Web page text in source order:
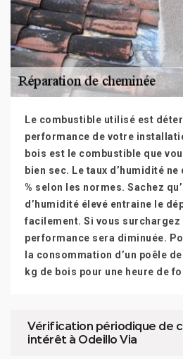
Le combustible utilisé est
performance de votre
bois est le combustible que
bien sec. Le taux d’humidité
% selon les normes. Sachez
d’humidité élevé entraine le
facilement. Si vous surchargez
performance sera diminuée.
la consommation d’un poêle
kg de bois pour une heure de
Vérification périodique de
intérêt à Odeillo Via